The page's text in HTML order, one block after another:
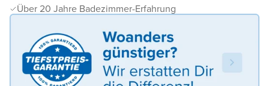
Über 20 Jahre Badezimmer-Erfahrung